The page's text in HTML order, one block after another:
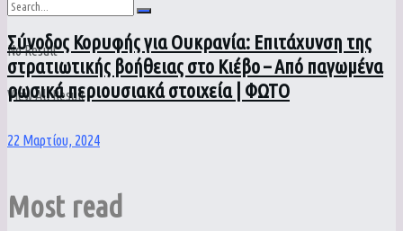
No Result
View All Result
Σύνοδος Κορυφής για Ουκρανία: Επιτάχυνση της
στρατιωτικής βοήθειας στο Κιέβο – Από παγωμένα
ρωσικά περιουσιακά στοιχεία | ΦΩΤΟ
22 Μαρτίου, 2024
Most read